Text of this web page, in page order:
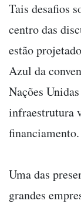
Tais desafios
centro das
estão
Azul da
Nações
infraestrutura
financiamento.
Uma das
grandes